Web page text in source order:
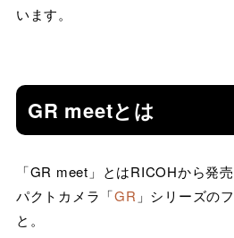
います。
GR meetとは
「GR meet」とはRICOHから発
パクトカメラ「GR 」シリーズの
と。